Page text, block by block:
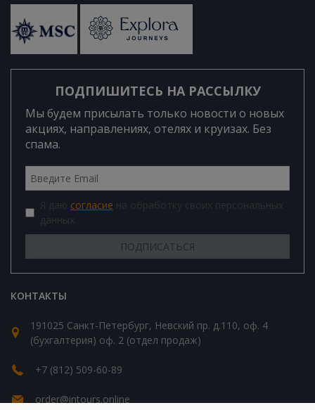
ПОДПИШИТЕСЬ НА РАССЫЛКУ
Мы будем присылать только новости о новых
акциях, направлениях, отелях и круизах. Без
спама.
Я даю согласие на обработку своих персональных
данных.
КОНТАКТЫ
191025 Санкт-Петербург, Невский пр. д.110, оф. 4
(бухгалтерия) оф. 2 (отдел продаж)
+7 (812) 509-60-89
order@intours.online